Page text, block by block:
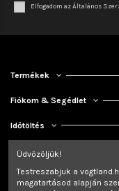
Elfogadom az Általános
Termékek
Fiókom & Segédlet
Időtöltés
Kapcsolat
Üdvözöljük!
Testreszabjuk a
magatartásod alapján